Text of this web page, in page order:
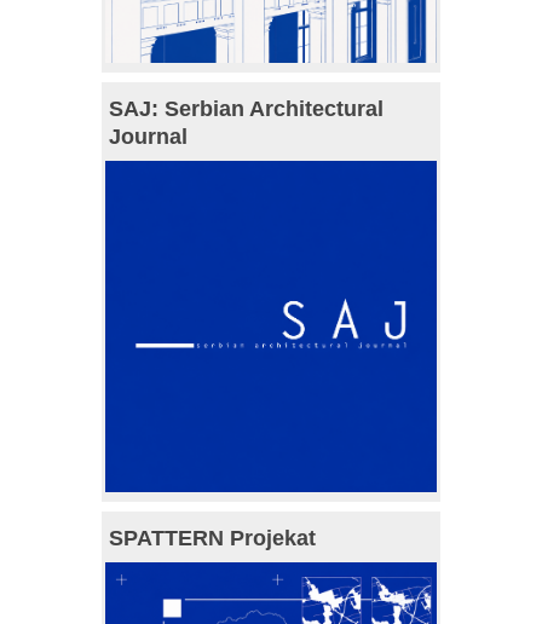
SAJ: Serbian Architectural
Journal
SPATTERN Projekat